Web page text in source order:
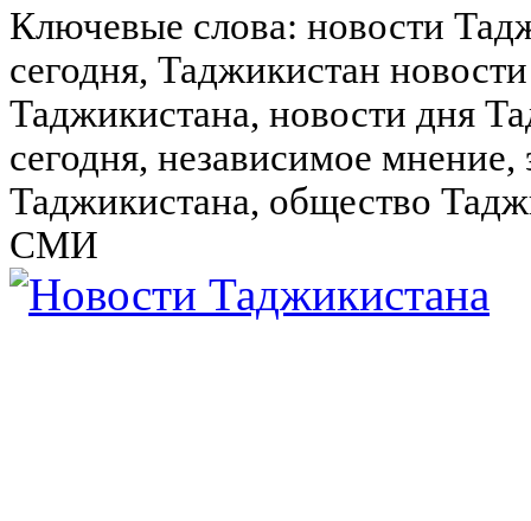
Ключевые слова: новости
сегодня, Таджикистан
Таджикистана, новости дня
сегодня, независимое
Таджикистана, общество
СМИ